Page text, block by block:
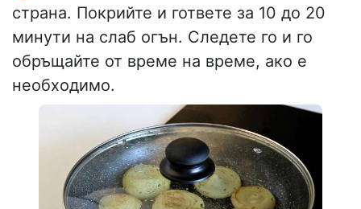
страна. Покрийте и гответе за 10 до 20
минути на слаб огън. Следете го и го
обръщайте от време на време, ако е
необходимо.